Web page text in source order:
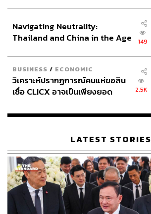
Navigating Neutrality:
Thailand and China in the Age
149
BUSINESS / ECONOMIC
วิเคราะห์ปรากฏการณ์คนแห่ขอสิน
เชื่อ CLICX อาจเป็นเพียงยอด
เรือนไทยที่ถูกซุกไว้
2.5K
LATEST STORIES